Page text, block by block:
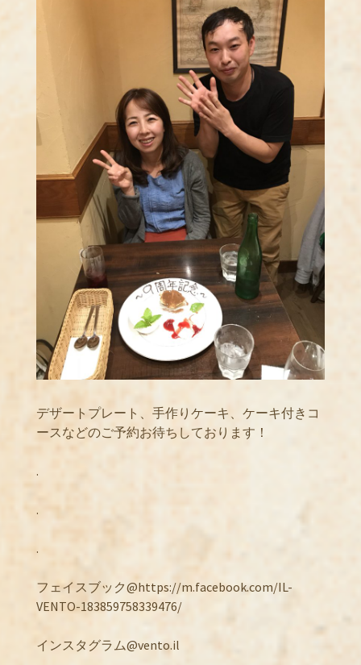
デザートプレート、手作りケーキ、ケーキ付きコ
ースなどのご予約お待ちしております！
.
.
.
フェイスブック@https://m.facebook.com/IL-
VENTO-183859758339476/
インスタグラム@vento.il